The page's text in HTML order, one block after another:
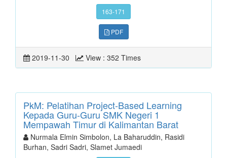
163-171
PDF
2019-11-30 View : 352 Times
PkM: Pelatihan Project-Based Learning
Kepada Guru-Guru SMK Negeri 1
Mempawah Timur di Kalimantan Barat
Nurmala Elmin Simbolon, La Baharuddin, Rasidi
Burhan, Sadri Sadri, Slamet Jumaedi